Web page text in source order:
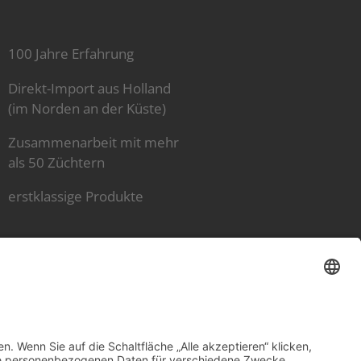
100 Jahre Erfahrung
Direkt-Import aus Holland
(im Norden an der Küste)
Zusammenarbeit mit mehr
als 50 Züchtern
erstklassige Produkte